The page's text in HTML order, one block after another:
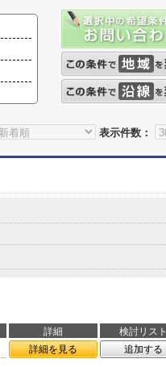
表示件数：
詳細
検討リスト
詳細を見る
追加する